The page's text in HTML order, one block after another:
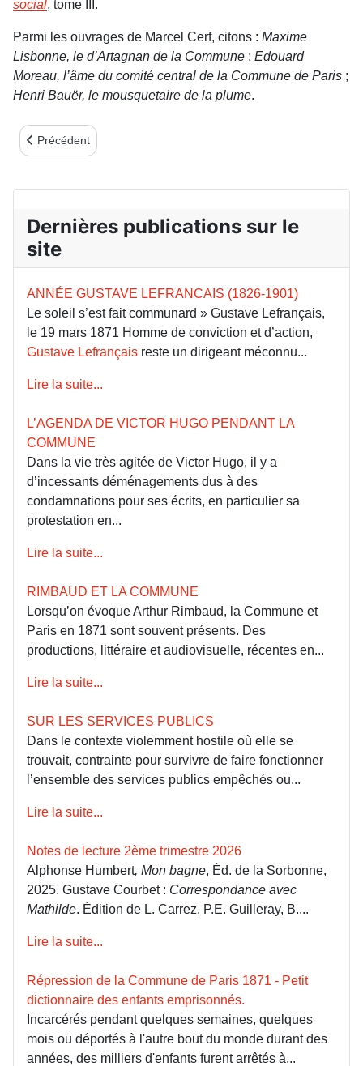
social, tome III.
Parmi les ouvrages de Marcel Cerf, citons : Maxime
Lisbonne, le d’Artagnan de la Commune ; Edouard
Moreau, l’âme du comité central de la Commune de Paris ;
Henri Bauër, le mousquetaire de la plume.
Article précédent : Non à la casse des services publics
Précédent
Dernières publications sur le
site
ANNÉE GUSTAVE LEFRANCAIS (1826-1901)
Le soleil s’est fait communard » Gustave Lefrançais,
le 19 mars 1871 Homme de conviction et d’action,
Gustave Lefrançais reste un dirigeant méconnu...
Lire la suite...
L’AGENDA DE VICTOR HUGO PENDANT LA
COMMUNE
Dans la vie très agitée de Victor Hugo, il y a
d’incessants déménagements dus à des
condamnations pour ses écrits, en particulier sa
protestation en...
Lire la suite...
RIMBAUD ET LA COMMUNE
Lorsqu’on évoque Arthur Rimbaud, la Commune et
Paris en 1871 sont souvent présents. Des
productions, littéraire et audiovisuelle, récentes en...
Lire la suite...
SUR LES SERVICES PUBLICS
Dans le contexte violemment hostile où elle se
trouvait, contrainte pour survivre de faire fonctionner
l’ensemble des services publics empêchés ou...
Lire la suite...
Notes de lecture 2ème trimestre 2026
Alphonse Humbert, Mon bagne, Éd. de la Sorbonne,
2025. Gustave Courbet : Correspondance avec
Mathilde. Édition de L. Carrez, P.E. Guilleray, B....
Lire la suite...
Répression de la Commune de Paris 1871 - Petit
dictionnaire des enfants emprisonnés.
Incarcérés pendant quelques semaines, quelques
mois ou déportés à l'autre bout du monde durant des
années, des milliers d'enfants furent arrêtés à...